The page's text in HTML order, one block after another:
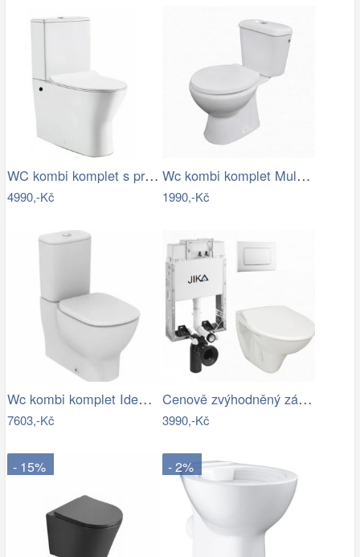
WC kombi komplet s prkénkem softclose…
4990,-Kč
Wc kombi komplet Multi Eur spodní odpad…
1990,-Kč
Wc kombi komplet Ideal Standard Tesi…
7603,-Kč
Cenově zvýhodněný závěsný WC set Jika k…
3990,-Kč
- 15% - 2%